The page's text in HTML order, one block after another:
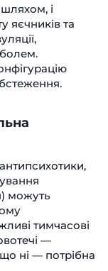
і
яєчників та
можуть
тимчасові
—
ні — потрібна